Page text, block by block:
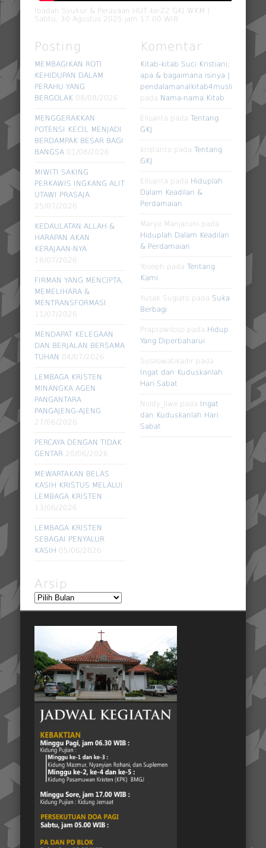
Ibadah Syukur & Perayaan HUT ke-22 GKJ WKM |
Sabtu, 30 Agustus 2025 jam 17.00 WIB
Posting
MEMBAGIKAN ROTI
KEHIDUPAN DALAM
PERAHU YANG
BERGOLAK 08/08/2026
MENGGERAKKAN
POTENSI KECIL MENJADI
BERDAMPAK BESAR BAGI
BANGSA 01/08/2026
MIWITI SAKING
PERKAWIS INGKANG ALIT
UTAWI PRASAJA
25/07/2026
KEDAULATAN ALLAH &
HARAPAN AKAN
KERAJAAN-NYA
18/07/2026
FIRMAN YANG MENCIPTA,
MEMELIHARA &
MENTRANSFORMASI
11/07/2026
MENDAPAT KELEGAAN
DAN BERJALAN BERSAMA
TUHAN 04/07/2026
LEMBAGA KRISTEN
MINANGKA AGEN
PANGANTARA
PANGAJENG-AJENG
27/06/2026
PERCAYA DENGAN TIDAK
GENTAR 20/06/2026
MEWARTAKAN BELAS
KASIH KRISTUS MELALUI
LEMBAGA KRISTEN
13/06/2026
LEMBAGA KRISTEN
SEBAGAI PENYALUR
KASIH 05/06/2026
Komentar
Kitab-kitab Suci Kristiani;
apa & bagaimana isinya |
pendalamanalkitab4muslim
pada Nama-nama Kitab
Elisanta padaTentang
GKJ
kristanto padaTentang
GKJ
Elisanta pada Hiduplah
Dalam Keadilan &
Perdamaian
Maryo Manjaruni pada
Hiduplah Dalam Keadilan
& Perdamaian
Yoseph padaTentang
Kami
Yusak Sugiato pada Suka
Berbagi
Praptowiloso pada Hidup
Yang Diperbaharui
Susilowatikadir pada
Ingat dan Kuduskanlah
Hari Sabat
Noldy_liwe pada Ingat
dan Kuduskanlah Hari
Sabat
Arsip
Arsip